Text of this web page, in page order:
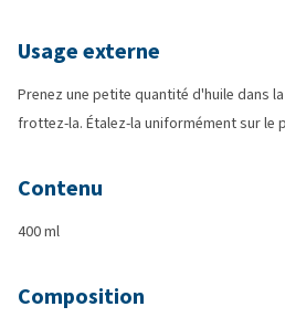
Usage externe
Prenez une petite quantité d'huile dans
frottez-la. Étalez-la uniformément sur le
Contenu
400 ml
Composition